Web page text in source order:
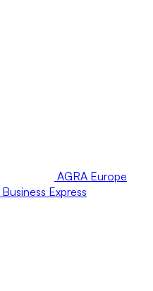
AGRA Europe
Business Express